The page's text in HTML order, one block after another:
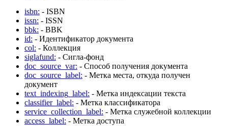
isbn: - ISBN
issn: - ISSN
bbk: - BBK
id: - Идентификатор документа
col: - Коллекция
siglafund: - Сигла-фонд
doc_source_var: - Способ получения документа
doc_source_label: - Метка места, откуда получен
документ
text_indexing_label: - Метка индексации текста
classifier_label: - Метка классификатора
service_collection_label: - Метка служебной коллекции
access_label: - Метка доступа